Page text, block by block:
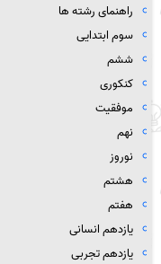
راهنمای رشته ها
سوم ابتدایی
ششم
کنکوری
موفقیت
نهم
نوروز
هشتم
هفتم
یازدهم انسانی
یازدهم تجربی